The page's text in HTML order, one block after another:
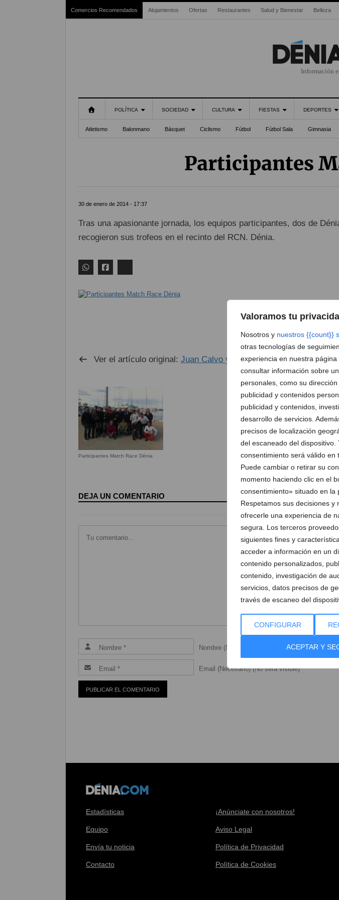
Valoramos tu
Nosotros y nuestros {{count}}
otras tecnologías de
experiencia en nuestra
consultar información sobre
personales, como su
publicidad y contenidos
publicidad y contenidos,
desarrollo de servicios.
precisos de localización
del escaneado del dispositivo.
consentimiento será válido en
Puede cambiar o retirar su
momento haciendo clic en el
consentimiento» situado en la
Respetamos sus decisiones y
ofrecerle una experiencia de
segura. Los terceros
siguientes fines y
acceder a información en un
contenido personalizados,
contenido, investigación de
servicios, datos precisos de
través de escaneo del
CONFIGURAR
ACEPTAR Y
Comercios Recomendados Alojamientos Ofertas Restaurantes Salud y Bienestar Belleza
Información
POLÍTICA SOCIEDAD CULTURA FIESTAS DEPORTES
Atletismo Balonmano Básquet Ciclismo Fútbol Fútbol Sala Gimnasia
Participantes
30 de enero de 2014 - 17:37
Tras una apasionante jornada, los equipos participantes, dos de
recogieron sus trofeos en el recinto del RCN. Dénia.
Ver el artículo original: Juan Calvo y Mauricio Costanzo
Participantes Match Race Dénia
DEJA UN COMENTARIO
Nombre (Necesario)
Email (Necesario) (No será visible)
Estadísticas
Equipo
Envía tu noticia
Contacto
¡Anúnciate con nosotros!
Aviso Legal
Política de Privacidad
Política de Cookies